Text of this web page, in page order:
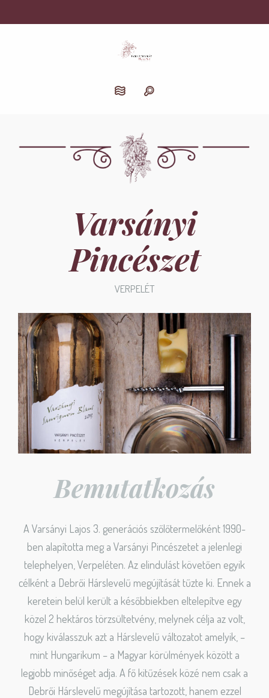
Varsányi
Pincészet
VERPELÉT
Bemutatkozás
A Varsányi Lajos 3. generációs szőlőtermelőként 1990-
ben alapította meg a Varsányi Pincészetet a jelenlegi
telephelyen, Verpeléten. Az elindulást követően egyik
célként a Debrői Hárslevelű megújítását tűzte ki. Ennek a
keretein belül került a későbbiekben eltelepítve egy
közel 2 hektáros törzsültetvény, melynek célja az volt,
hogy kiválasszuk azt a Hárslevelű változatot amelyik, –
mint Hungarikum – a Magyar körülmények között a
legjobb minőséget adja. A fő kitűzések közé nem csak a
Debrői Hárslevelű megújítása tartozott, hanem ezzel